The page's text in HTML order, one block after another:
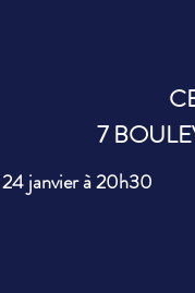
7
janvier à 20h30